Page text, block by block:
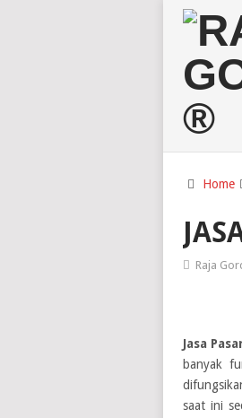
Home
Raja
Jasa
banyak
saat ini